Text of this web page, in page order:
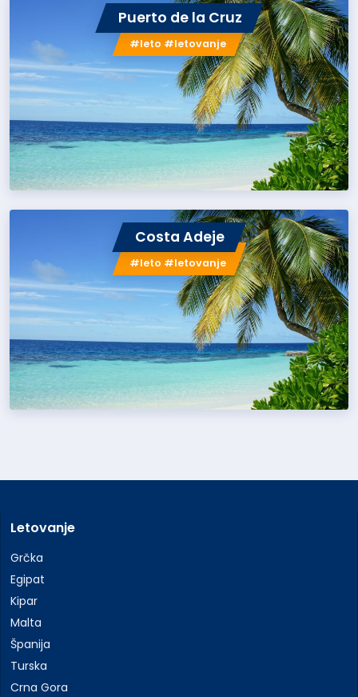
Puerto de la Cruz
#leto #letovanje
Costa Adeje
#leto #letovanje
Letovanje
Grčka
Egipat
Kipar
Malta
Španija
Turska
Crna Gora